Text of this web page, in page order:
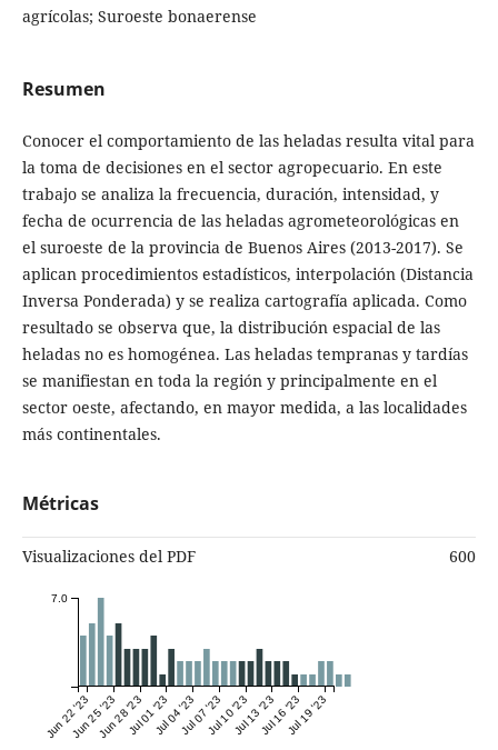
agrícolas; Suroeste bonaerense
Resumen
Conocer el comportamiento de las heladas resulta vital para
la toma de decisiones en el sector agropecuario. En este
trabajo se analiza la frecuencia, duración, intensidad, y
fecha de ocurrencia de las heladas agrometeorológicas en
el suroeste de la provincia de Buenos Aires (2013-2017). Se
aplican procedimientos estadísticos, interpolación (Distancia
Inversa Ponderada) y se realiza cartografía aplicada. Como
resultado se observa que, la distribución espacial de las
heladas no es homogénea. Las heladas tempranas y tardías
se manifiestan en toda la región y principalmente en el
sector oeste, afectando, en mayor medida, a las localidades
más continentales.
Métricas
Visualizaciones del PDF 600
Jun 22 '23Jun 25 '23Jun 28 '23Jul 01 '23Jul 04 '23Jul 07 '23Jul 10 '23Jul 13 '23Jul 16 '23Jul 19 '23
7.0